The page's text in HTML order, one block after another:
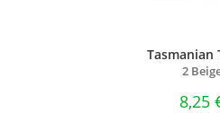
Tasmanian
2
8,25